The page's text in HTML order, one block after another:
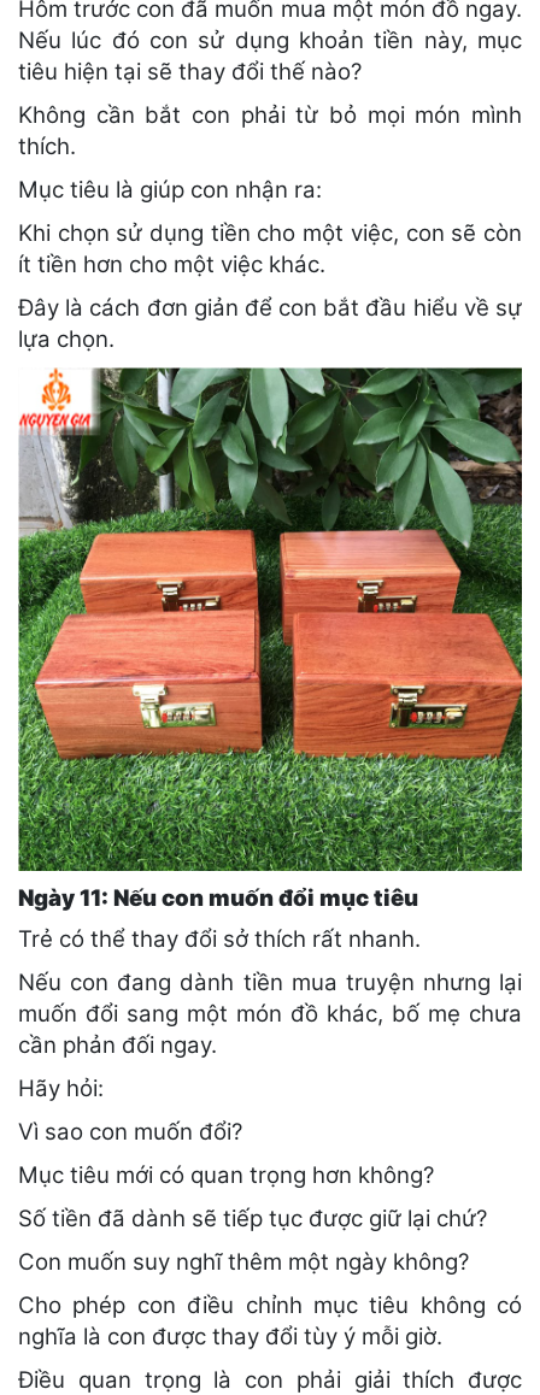
Hôm trước con đã muốn mua một món đồ ngay.
Nếu lúc đó con sử dụng khoản tiền này, mục
tiêu hiện tại sẽ thay đổi thế nào?
Không cần bắt con phải từ bỏ mọi món mình
thích.
Mục tiêu là giúp con nhận ra:
Khi chọn sử dụng tiền cho một việc, con sẽ còn
ít tiền hơn cho một việc khác.
Đây là cách đơn giản để con bắt đầu hiểu về sự
lựa chọn.
Ngày 11: Nếu con muốn đổi mục tiêu
Trẻ có thể thay đổi sở thích rất nhanh.
Nếu con đang dành tiền mua truyện nhưng lại
muốn đổi sang một món đồ khác, bố mẹ chưa
cần phản đối ngay.
Hãy hỏi:
Vì sao con muốn đổi?
Mục tiêu mới có quan trọng hơn không?
Số tiền đã dành sẽ tiếp tục được giữ lại chứ?
Con muốn suy nghĩ thêm một ngày không?
Cho phép con điều chỉnh mục tiêu không có
nghĩa là con được thay đổi tùy ý mỗi giờ.
Điều quan trọng là con phải giải thích được